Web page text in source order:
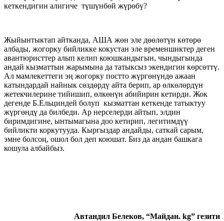
кеткендигин алигиче түшүнбөй жүрөбү?
Жыйынтыктап айтканда, АША жөн эле дөөлөтүн көтөрө
албады, жогорку бийликке кокустан эле временшиктер деген
авантюристтер алып келип коюшкандыгын, чындыгында
андай кызматтын жарымына да татыксыз экендигин көрсөттү.
Ал мамлекеттеги эң жогорку постто жүргөнүндө ажаан
катындардай найнык сөздөрдү айта берип, ар өлкөлөрдүн
жетекчилерине тийишип, өлкөнүн абийирин кетирди. Жок
дегенде Б.Ельциндей болуп кызматтан кеткенде татыктуу
жүргөндү да билбеди. Ар нерселерди айтып, элдин
биримдигине, ынтымагына доо кетирип, легитимдүү
бийликти коркутууда. Кыргыздар андайды, саткай сарым,
эмне болсоң, ошол бол деп коюшат. Биз да андан башкага
кошула албайбыз.
Автандил Белеков, “Майдан. kg” гезити